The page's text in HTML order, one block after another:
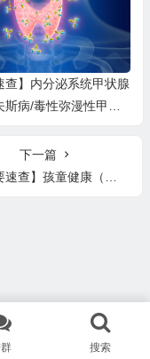
查】内分泌系统甲状腺
斯病/毒性弥漫性甲状
下一篇
（哮喘、头痛、视力、反酸、水痘、流感流感、结肠炎、绞痛、出牙、烦躁不安
搜索